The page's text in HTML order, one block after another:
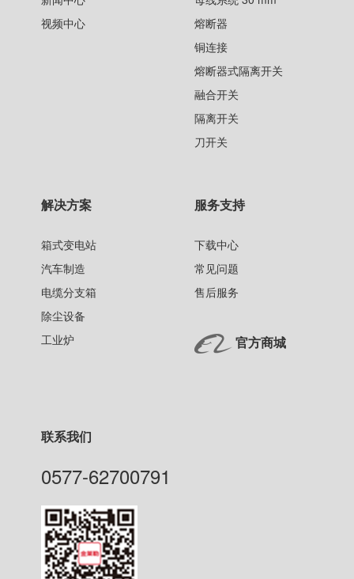
视频中心
熔断器
铜连接
熔断器式隔离开关
融合开关
隔离开关
刀开关
解决方案
箱式变电站
汽车制造
电缆分支箱
除尘设备
工业炉
服务支持
下载中心
常见问题
售后服务
官方商城
联系我们
0577-62700791